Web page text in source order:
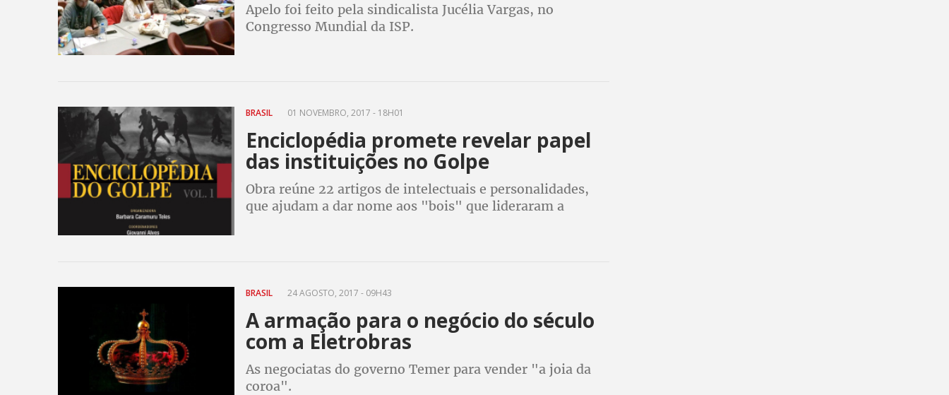
Apelo foi feito pela sindicalista Jucélia Vargas, no
Congresso Mundial da ISP.
BRASIL 01 NOVEMBRO, 2017 - 18H01
Enciclopédia promete revelar papel
das instituições no Golpe
Obra reúne 22 artigos de intelectuais e personalidades,
que ajudam a dar nome aos "bois" que lideraram a
BRASIL 24 AGOSTO, 2017 - 09H43
A armação para o negócio do século
com a Eletrobras
As negociatas do governo Temer para vender "a joia da
coroa".